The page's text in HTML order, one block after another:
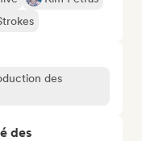
des
des